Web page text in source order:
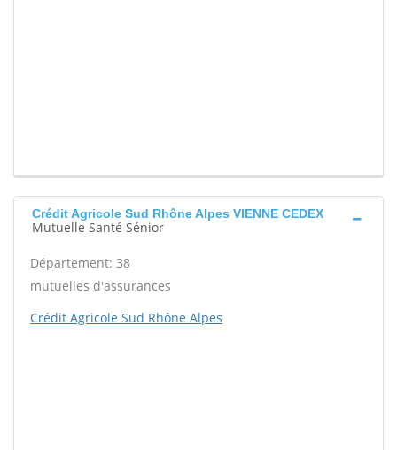
Crédit Agricole Sud Rhône Alpes VIENNE CEDEX
Mutuelle Santé Sénior
Département: 38
mutuelles d'assurances
Crédit Agricole Sud Rhône Alpes